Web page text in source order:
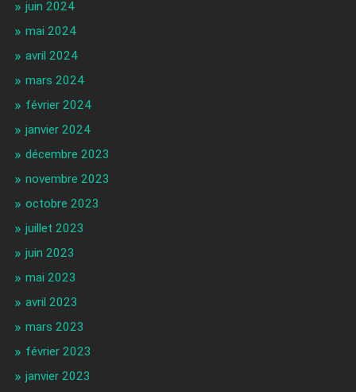
juin 2024
mai 2024
avril 2024
mars 2024
février 2024
janvier 2024
décembre 2023
novembre 2023
octobre 2023
juillet 2023
juin 2023
mai 2023
avril 2023
mars 2023
février 2023
janvier 2023